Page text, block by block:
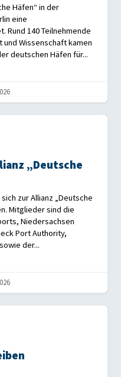
Häfen“ in der
eine
Rund 140 Teilnehmende
Wissenschaft kamen
deutschen Häfen für...
„Deutsche
zur Allianz „Deutsche
Mitglieder sind die
Niedersachsen
Port Authority,
der...